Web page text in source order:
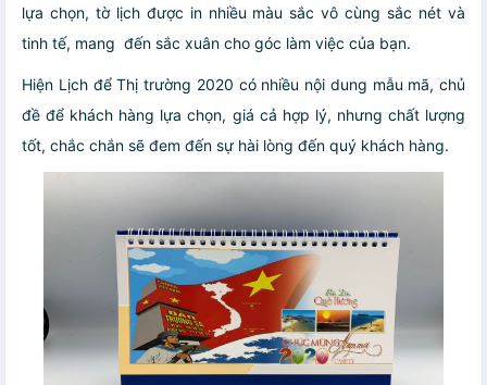
lựa chọn, tờ lịch được in nhiều màu sắc vô cùng sắc nét và
tinh tế, mang đến sắc xuân cho góc làm việc của bạn.
Hiện Lịch để Thị trường 2020 có nhiều nội dung mẫu mã, chủ
đề để khách hàng lựa chọn, giá cả hợp lý, nhưng chất lượng
tốt, chắc chắn sẽ đem đến sự hài lòng đến quý khách hàng.